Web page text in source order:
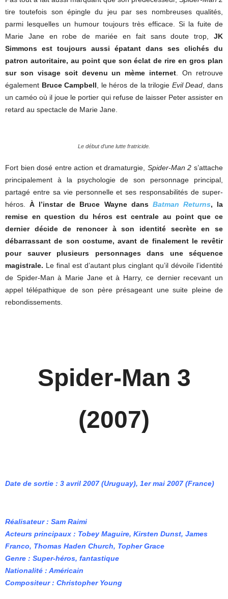
tire toutefois son épingle du jeu par ses nombreuses qualités,
parmi lesquelles un humour toujours très efficace. Si la fuite de
Marie Jane en robe de mariée en fait sans doute trop, JK
Simmons est toujours aussi épatant dans ses clichés du
patron autoritaire, au point que son éclat de rire en gros plan
sur son visage soit devenu un mème internet. On retrouve
également Bruce Campbell, le héros de la trilogie Evil Dead, dans
un caméo où il joue le portier qui refuse de laisser Peter assister en
retard au spectacle de Marie Jane.
Le début d’une lutte fratricide.
Fort bien dosé entre action et dramaturgie, Spider-Man 2 s’attache
principalement à la psychologie de son personnage principal,
partagé entre sa vie personnelle et ses responsabilités de super-
héros.À l’instar de Bruce Wayne dans Batman Returns, la
remise en question du héros est centrale au point que ce
dernier décide de renoncer à son identité secrète en se
débarrassant de son costume, avant de finalement le revêtir
pour sauver plusieurs personnages dans une séquence
magistrale. Le final est d’autant plus cinglant qu’il dévoile l’identité
de Spider-Man à Marie Jane et à Harry, ce dernier recevant un
appel télépathique de son père présageant une suite pleine de
rebondissements.
Spider-Man 3
(2007)
Date de sortie : 3 avril 2007 (Uruguay), 1er mai 2007 (France)
Réalisateur : Sam Raimi
Acteurs principaux : Tobey Maguire, Kirsten Dunst, James
Franco, Thomas Haden Church, Topher Grace
Genre : Super-héros, fantastique
Nationalité : Américain
Compositeur : Christopher Young